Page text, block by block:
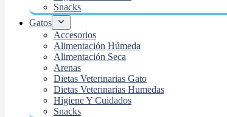
Snacks
Gatos
Accesorios
Alimentación Húmeda
Alimentación Seca
Arenas
Dietas Veterinarias Gato
Dietas Veterinarias Humedas
Higiene Y Cuidados
Snacks